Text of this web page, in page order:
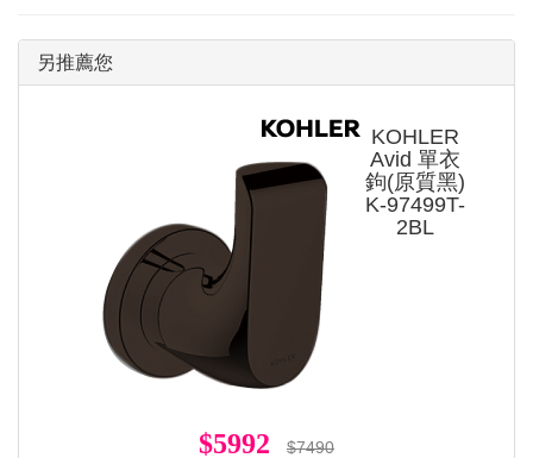
另推薦您
KOHLER
Avid 單衣
鉤(原質黑)
K-97499T-
2BL
$5992 $7490